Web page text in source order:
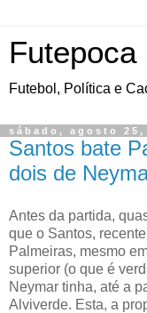
Futepoca
Futebol, Política e
sábado, agosto 25,
Santos bate
dois de
Antes da partida,
que o Santos,
Palmeiras, mesmo
superior (o que é
Neymar tinha, até a
Alviverde. Esta, a